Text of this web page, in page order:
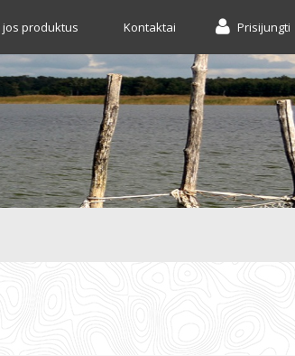
jos produktus Kontaktai Prisijungti